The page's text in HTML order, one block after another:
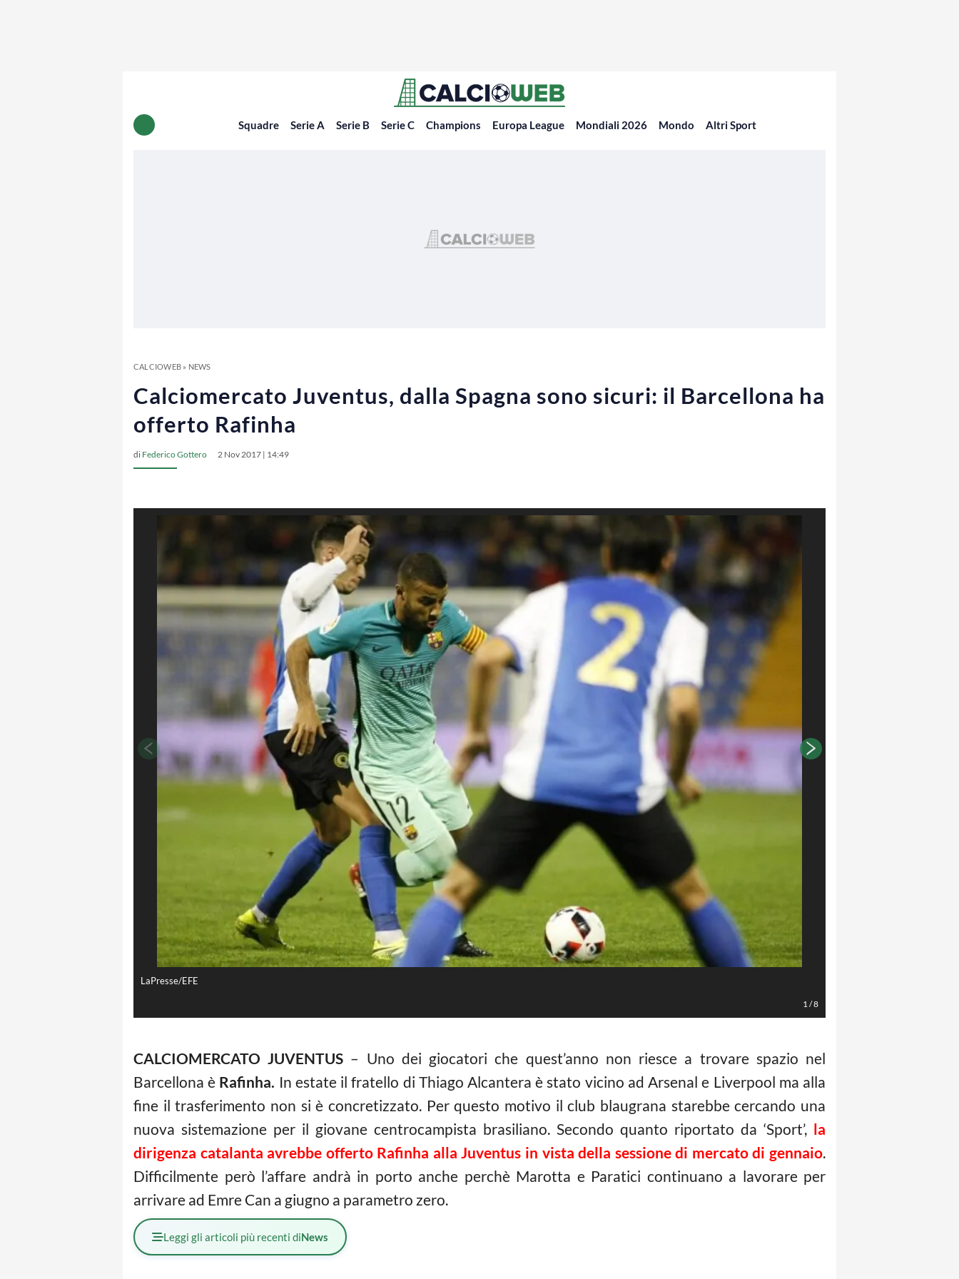
Squadre Serie A Serie B Serie C Champions Europa League Mondiali 2026 Mondo Altri Sport
CALCIOWEB» NEWS
Calciomercato Juventus, dalla Spagna sono sicuri: il Barcellona ha
offerto Rafinha
di Federico Gottero 2 Nov 2017 | 14:49
LaPresse/EFE
1/8
CALCIOMERCATO JUVENTUS – Uno dei giocatori che quest’anno non riesce a trovare spazio nel
Barcellona è Rafinha. In estate il fratello di Thiago Alcantera è stato vicino ad Arsenal e Liverpool ma alla
fine il trasferimento non si è concretizzato. Per questo motivo il club blaugrana starebbe cercando una
nuova sistemazione per il giovane centrocampista brasiliano. Secondo quanto riportato da ‘Sport’, la
dirigenza catalanta avrebbe offerto Rafinha alla Juventus in vista della sessione di mercato di gennaio.
Difficilmente però l’affare andrà in porto anche perchè Marotta e Paratici continuano a lavorare per
arrivare ad Emre Can a giugno a parametro zero.
Leggi gli articoli più recenti diNews